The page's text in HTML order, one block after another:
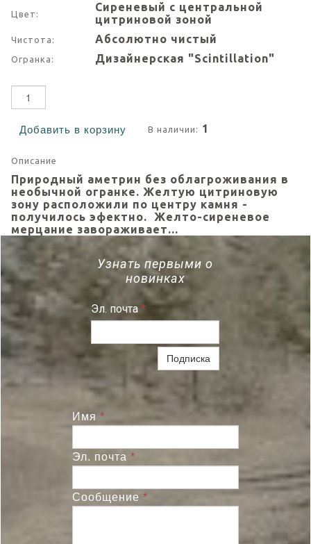
Цвет:
Сиреневый с центральной
цитриновой зоной
Чистота: Абсолютно чистый
Огранка: Дизайнерская "Scintillation"
Добавить в корзину В наличии: 1
Описание
Природный аметрин без облагроживания в
необычной огранке. Желтую цитриновую
зону расположили по центру камня -
получилось эфектно. Желто-сиреневое
мерцание завораживает...
Узнать первыми о
новинках
Эл. почта *
Подписка
Имя *
Эл. почта *
Сообщение *